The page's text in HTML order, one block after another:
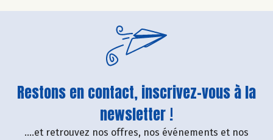
Restons en contact, inscrivez-vous à la
newsletter !
....et retrouvez nos offres, nos événements et nos